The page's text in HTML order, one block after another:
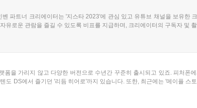
파트너 크리에이터는 '지스타 2023'에 관심 있고 유튜브 채널을 보유한
로운 관람을 즐길 수 있도록 비표를 지급하며, 크리에이터의 구독자 및
을 가리지 않고 다양한 버전으로 수년간 꾸준히 출시되고 있죠. 피처폰
DS에서 즐기던 '리듬 히어로'까지 있습니다. 또한, 최근에는 '메이플 스